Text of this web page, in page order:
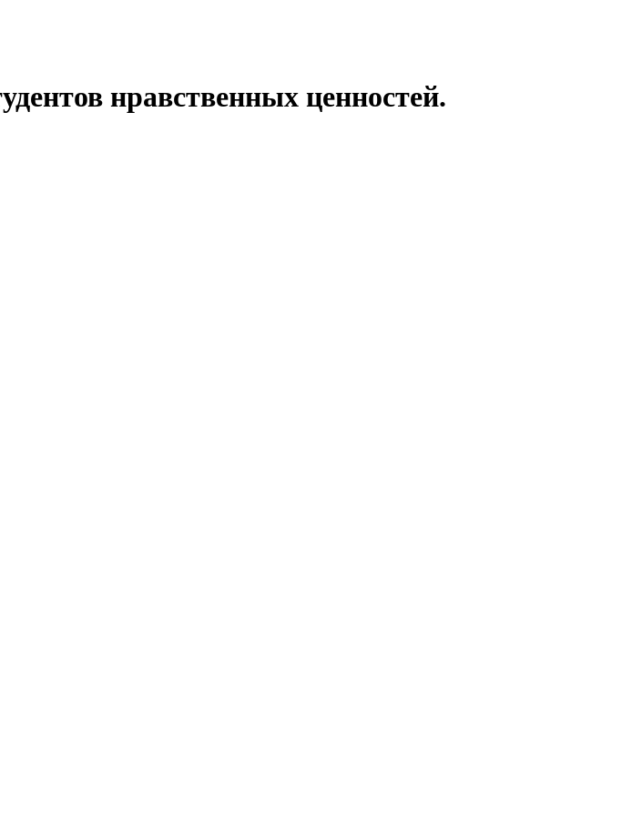
нравственных ценностей.